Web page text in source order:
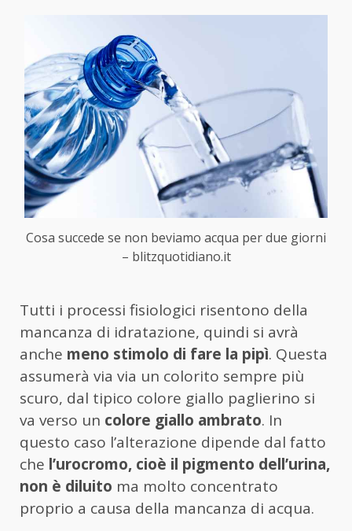
Cosa succede se non beviamo acqua per due giorni
– blitzquotidiano.it
Tutti i processi fisiologici risentono della
mancanza di idratazione, quindi si avrà
anche meno stimolo di fare la pipì. Questa
assumerà via via un colorito sempre più
scuro, dal tipico colore giallo paglierino si
va verso un colore giallo ambrato. In
questo caso l’alterazione dipende dal fatto
che l’urocromo, cioè il pigmento dell’urina,
non è diluito ma molto concentrato
proprio a causa della mancanza di acqua.